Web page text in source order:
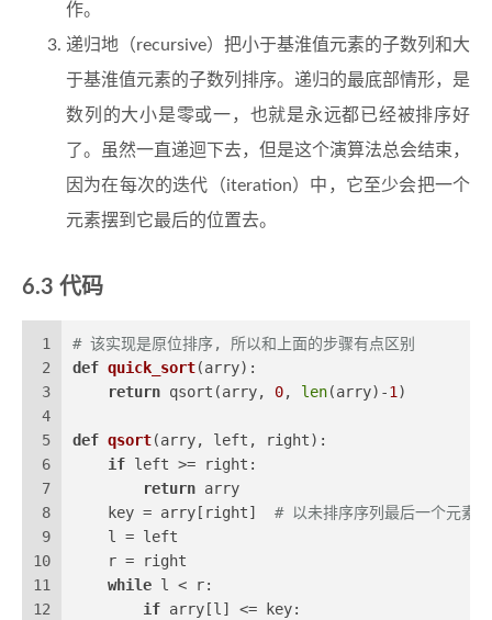
作。
递归地（recursive）把小于基淮值元素的子数列和大
于基淮值元素的子数列排序。递归的最底部情形，是
数列的大小是零或一，也就是永远都已经被排序好
了。虽然一直递迴下去，但是这个演算法总会结束，
因为在每次的迭代（iteration）中，它至少会把一个
元素摆到它最后的位置去。
代码
1
2
3
4
5
6
7
8
9
10
11
12
# 该实现是原位排序, 所以和上面的步骤有点区别
def quick_sort(arry):
return qsort(arry, 0, len(arry)-1 )
def qsort(arry, left, right):
if left >= right:
return arry
    key = arry[right]
# 以未排序序列最后一个元素
    l = left
    r = right
while l < r:
if arry[l] <= key: